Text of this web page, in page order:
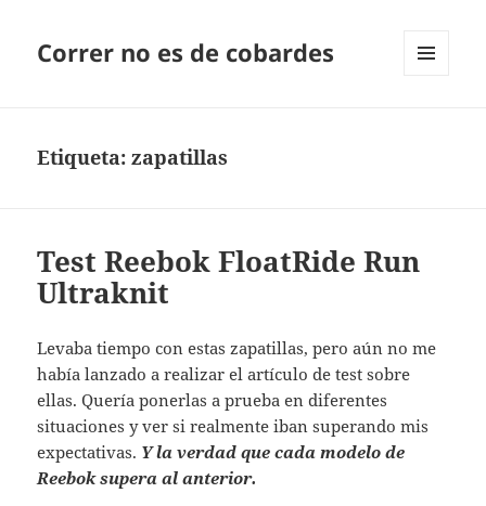
Correr no es de cobardes
Etiqueta:zapatillas
Test Reebok FloatRide Run
Ultraknit
Levaba tiempo con estas zapatillas, pero aún no me
había lanzado a realizar el artículo de test sobre
ellas. Quería ponerlas a prueba en diferentes
situaciones y ver si realmente iban superando mis
expectativas. Y la verdad que cada modelo de
Reebok supera al anterior.